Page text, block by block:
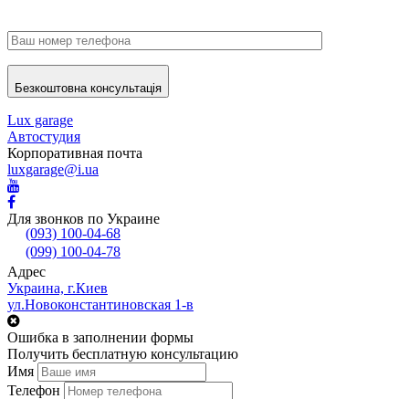
Безкоштовна консультація
Lux garage
Автостудия
Корпоративная почта
luxgarage@i.ua
Для звонков по Украине
(093) 100-04-68
(099) 100-04-78
Адрес
Украина, г.Киев
ул.Новоконстантиновская 1-в
Ошибка в заполнении формы
Получить бесплатную консультацию
Имя
Телефон